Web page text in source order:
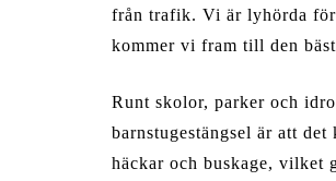
från trafik. Vi är lyhörda för
kommer vi fram till den
Runt skolor, parker och
barnstugestängsel är att
häckar och buskage,